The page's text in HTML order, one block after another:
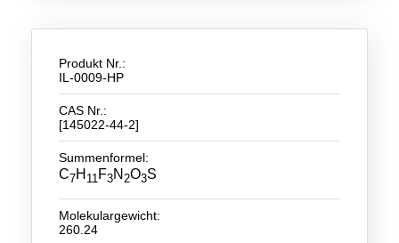
Nanotech & Coatings
3M Products & IoLiTherm
F&E-Dienstleistungen
Neue Produkte
Produkthighlights
Technologie
Ionische Flüssigkeiten
Produkt Nr.:
IL-0009-HP
CAS Nr.:
[145022-44-2]
Summenformel:
C7H 11F3N 2O3S
Molekulargewicht:
260.24